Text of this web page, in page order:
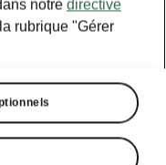
notre directive
rubrique "Gérer